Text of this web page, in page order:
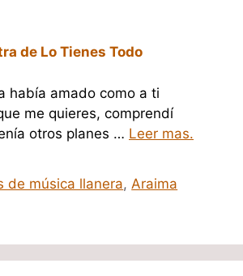
de Lo Tienes Todo
había amado como a ti
me quieres, comprendí
otros planes … Leer mas.
de música llanera, Araima